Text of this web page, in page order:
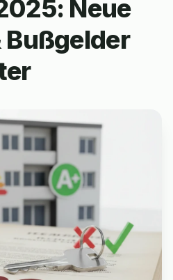
Neue
Bußgelder